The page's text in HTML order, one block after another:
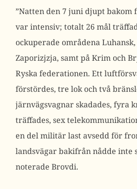
”Natten den 7 juni djupt bakom
var intensiv; totalt 26 mål
ockuperade områdena
Zaporizjzja, samt på Krim och
Ryska federationen. Ett
förstördes, tre lok och två
järnvägsvagnar skadades, fyra
träffades, sex
en del militär last avsedd för
landsvägar bakifrån nådde inte
noterade Brovdi.